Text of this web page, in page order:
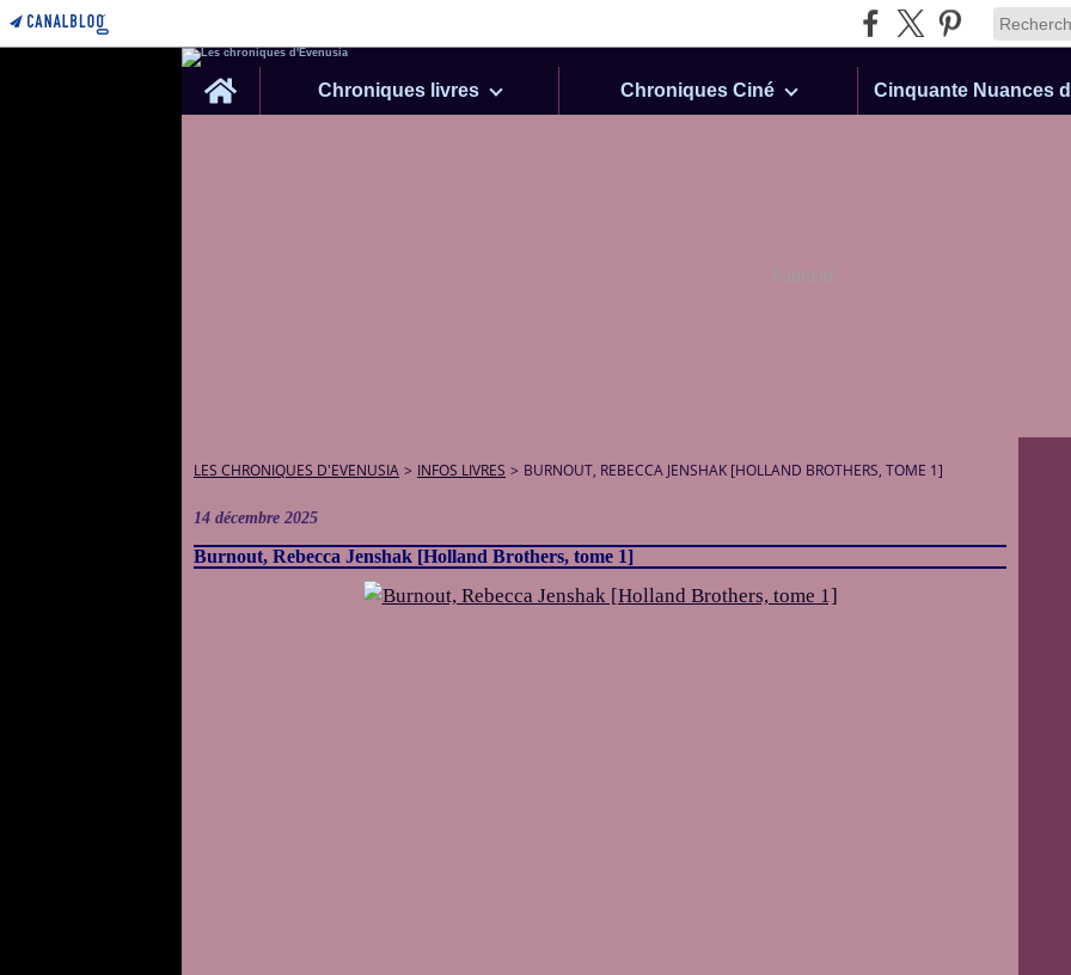
Home
Chroniques livres Chroniques Ciné
Publicité
LES CHRONIQUES D'EVENUSIA > INFOS LIVRES > BURNOUT, REBECCA JENSHAK [HOLLAND BROTHERS, TOME 1]
14 décembre 2025
Burnout, Rebecca Jenshak [Holland Brothers, tome 1]